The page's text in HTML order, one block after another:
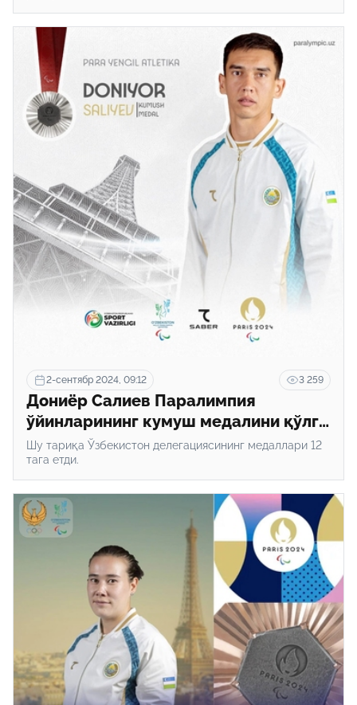
2-сентябр 2024, 09:12 3 259
Дониёр Салиев Паралимпия
ўйинларининг кумуш медалини қўлга
киритди
Шу тариқа Ўзбекистон делегациясининг медаллари 12
тага етди.